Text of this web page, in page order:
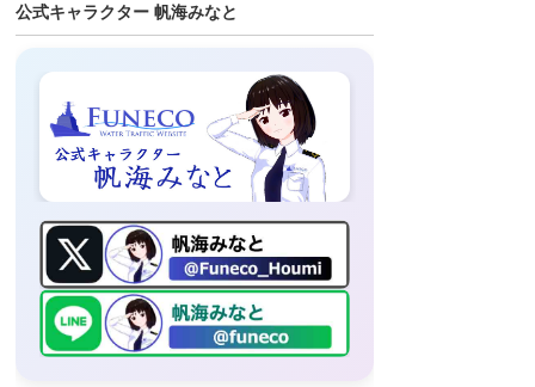
公式キャラクター 帆海みなと